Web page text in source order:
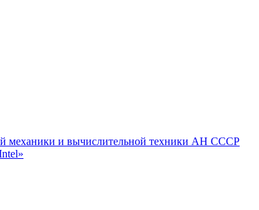
механики и вычислительной техники АН СССР